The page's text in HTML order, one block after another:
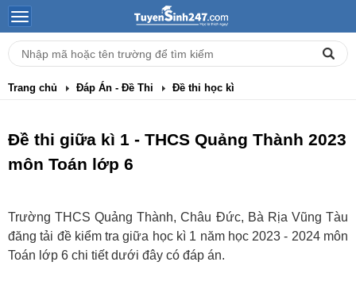
Trang chủ Đáp Án - Đề Thi Đề thi học kì
Đề thi giữa kì 1 - THCS Quảng Thành 2023
môn Toán lớp 6
Trường THCS Quảng Thành, Châu Đức, Bà Rịa Vũng Tàu
đăng tải đề kiểm tra giữa học kì 1 năm học 2023 - 2024 môn
Toán lớp 6 chi tiết dưới đây có đáp án.